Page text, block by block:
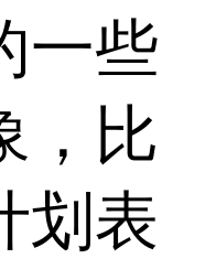
一些
，比
划表